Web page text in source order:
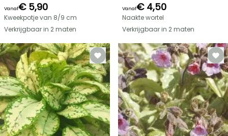
Vanaf€ 5,90
Kweekpotje van 8/9 cm
Verkrijgbaar in 2 maten
Vanaf€ 4,50
Naakte wortel
Verkrijgbaar in 2 maten